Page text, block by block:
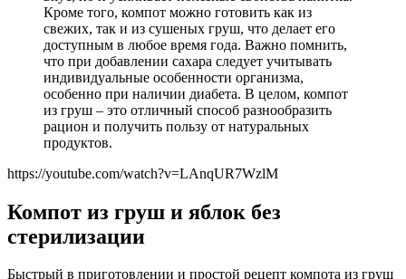
Кроме того, компот можно готовить как из
свежих, так и из сушеных груш, что делает его
доступным в любое время года. Важно помнить,
что при добавлении сахара следует учитывать
индивидуальные особенности организма,
особенно при наличии диабета. В целом, компот
из груш – это отличный способ разнообразить
рацион и получить пользу от натуральных
продуктов.
https://youtube.com/watch?v=LAnqUR7WzlM
Компот из груш и яблок без
стерилизации
Быстрый в приготовлении и простой рецепт компота из груш